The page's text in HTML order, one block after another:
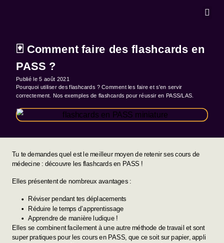
🃏 Comment faire des flashcards en
PASS ?
Publié le 5 août 2021
Pourquoi utiliser des flashcards ? Comment les faire et s'en servir
correctement. Nos exemples de flashcards pour réussir en PASS/LAS.
Tu te demandes quel est le meilleur moyen de retenir ses cours de
médecine : découvre les flashcards en PASS !
Elles présentent de nombreux avantages :
Réviser pendant tes déplacements
Réduire le temps d’apprentissage
Apprendre de manière ludique !
Elles se combinent facilement à une autre méthode de travail et sont
super pratiques pour les cours en PASS, que ce soit sur papier, appli